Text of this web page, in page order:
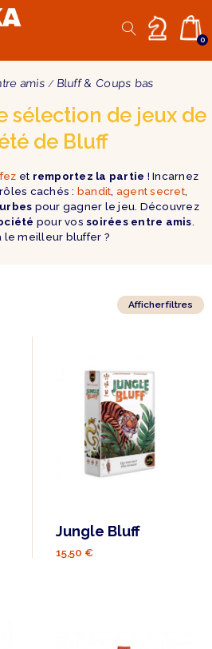
0
amis Bluff & Coups bas
sélection de jeux de
de Bluff
et remportez la partie ! Incarnez
cachés : bandit agent secret,
pour gagner le jeu. Découvrez
pour vos soirées entre amis
le meilleur bluffer ?
Afficher filtres
Jungle Bluff
15,50 €